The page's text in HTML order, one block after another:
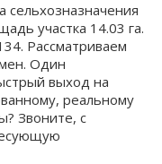
сельхозназначения
участка 14.03 га.
Рассматриваем
Один
выход на
реальному
Звоните, с